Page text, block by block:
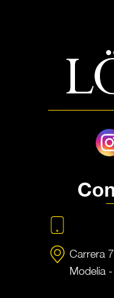
Carrera
Modelia